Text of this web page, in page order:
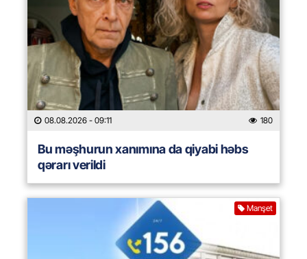
08.08.2026 - 09:11 180
Bu məşhurun xanımına da qiyabi həbs
qərarı verildi
Manşet